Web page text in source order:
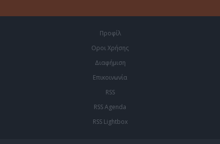
Προφίλ
Οροι Χρήσης
Διαφήμιση
Επικοινωνία
RSS
RSS Agenda
RSS Lightbox